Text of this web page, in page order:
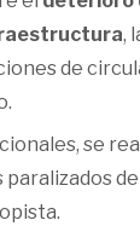
,
de
se